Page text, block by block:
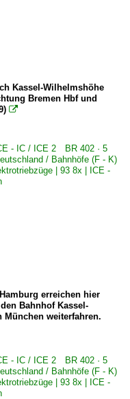
Kassel-Wilhelmshöhe
Bremen Hbf und

- IC / ICE 2 BR 402 · 5
/ Bahnhöfe (F - K)
| 93 8x | ICE -
erreichen hier
Bahnhof Kassel-
weiterfahren.
- IC / ICE 2 BR 402 · 5
/ Bahnhöfe (F - K)
| 93 8x | ICE -